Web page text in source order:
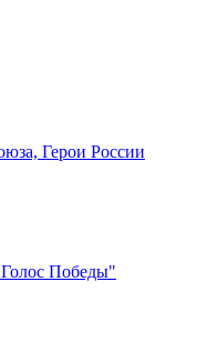
Герои России
Победы"